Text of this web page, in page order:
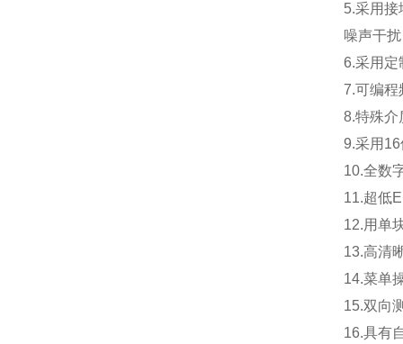
5.采用接
噪声干
6.采用定
7.可编程
8.特殊介
9.采用
10.全数
11.超低
12.用单
13.高清
14.菜单
15.双向
16.具有